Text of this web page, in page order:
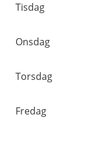
Tisdag
Onsdag
Torsdag
Fredag